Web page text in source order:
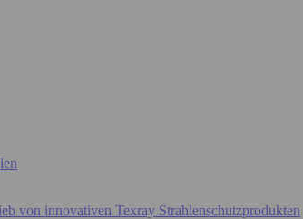
von innovativen Texray Strahlenschutzprodukten